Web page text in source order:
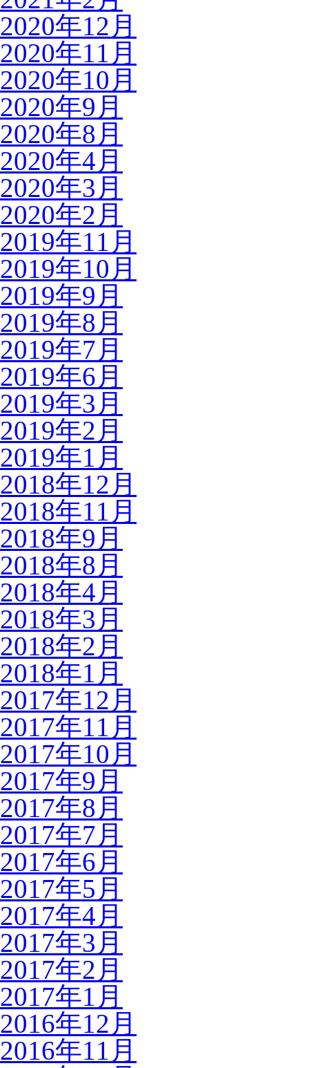
2020年12月
2020年11月
2020年10月
2020年9月
2020年8月
2020年4月
2020年3月
2020年2月
2019年11月
2019年10月
2019年9月
2019年8月
2019年7月
2019年6月
2019年3月
2019年2月
2019年1月
2018年12月
2018年11月
2018年9月
2018年8月
2018年4月
2018年3月
2018年2月
2018年1月
2017年12月
2017年11月
2017年10月
2017年9月
2017年8月
2017年7月
2017年6月
2017年5月
2017年4月
2017年3月
2017年2月
2017年1月
2016年12月
2016年11月